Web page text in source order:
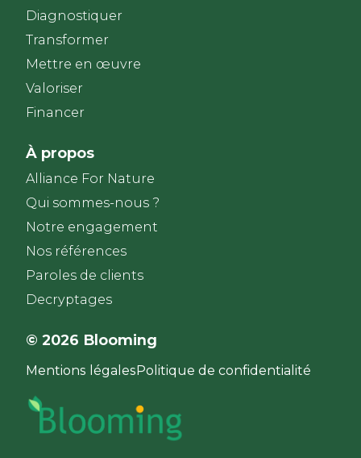
Diagnostiquer
Transformer
Mettre en œuvre
Valoriser
Financer
À propos
Alliance For Nature
Qui sommes-nous ?
Notre engagement
Nos références
Paroles de clients​
Decryptages
© 2026 Blooming
Mentions légalesPolitique de confidentialité